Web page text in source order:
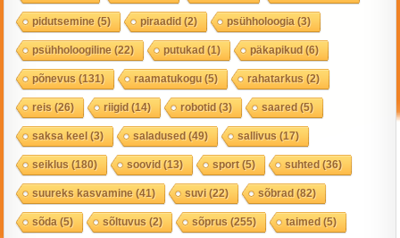
pidutsemine (5) piraadid(2) psühholoogia (3)
psühholoogiline (22) putukad(1) päkapikud(6)
põnevus (131) raamatukogu(5) rahatarkus (2)
reis (26) riigid(14) robotid(3) saared(5)
saksa keel(3) saladused(49) sallivus (17)
seiklus (180) soovid(13) sport(5) suhted(36)
suureks kasvamine (41) suvi(22) sõbrad(82)
sõda (5) sõltuvus (2) sõprus (255) taimed(5)